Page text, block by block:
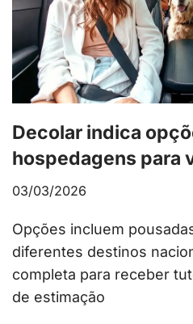
Decolar indica
hospedagens para
03/03/2026
Opções incluem
diferentes destinos
completa para receber
de estimação